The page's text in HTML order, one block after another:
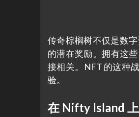
传奇棕榈树不仅是数
的潜在奖励。拥有这
接相关。NFT 的这种
验。
在 Nifty Island